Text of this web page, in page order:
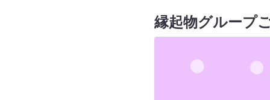
縁起物グループ